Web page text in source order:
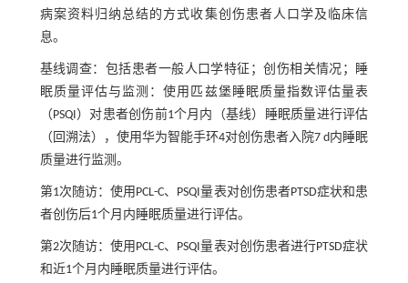
病案资料归纳总结的方式收集创伤患者人口学及临床信
息。
基线调查：包括患者一般人口学特征；创伤相关情况；睡
眠质量评估与监测：使用匹兹堡睡眠质量指数评估量表
（PSQI）对患者创伤前1个月内（基线）睡眠质量进行评估
（回溯法），使用华为智能手环4对创伤患者入院7 d内睡眠
质量进行监测。
第1次随访：使用PCL-C、PSQI量表对创伤患者PTSD症状和患
者创伤后1个月内睡眠质量进行评估。
第2次随访：使用PCL-C、PSQI量表对创伤患者进行PTSD症状
和近1个月内睡眠质量进行评估。